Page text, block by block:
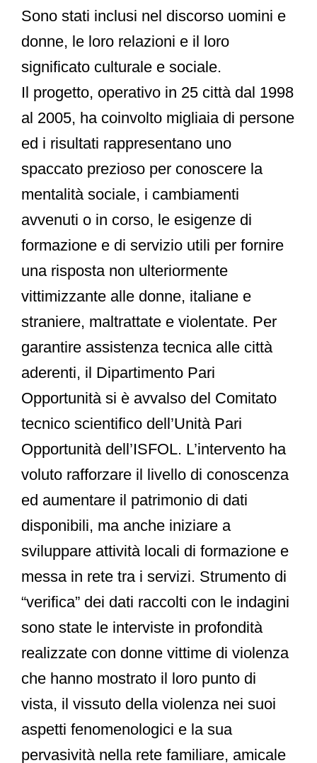
Sono stati inclusi nel discorso uomini e
donne, le loro relazioni e il loro
significato culturale e sociale.
Il progetto, operativo in 25 città dal 1998
al 2005, ha coinvolto migliaia di persone
ed i risultati rappresentano uno
spaccato prezioso per conoscere la
mentalità sociale, i cambiamenti
avvenuti o in corso, le esigenze di
formazione e di servizio utili per fornire
una risposta non ulteriormente
vittimizzante alle donne, italiane e
straniere, maltrattate e violentate. Per
garantire assistenza tecnica alle città
aderenti, il Dipartimento Pari
Opportunità si è avvalso del Comitato
tecnico scientifico dell’Unità Pari
Opportunità dell’ISFOL. L’intervento ha
voluto rafforzare il livello di conoscenza
ed aumentare il patrimonio di dati
disponibili, ma anche iniziare a
sviluppare attività locali di formazione e
messa in rete tra i servizi. Strumento di
“verifica” dei dati raccolti con le indagini
sono state le interviste in profondità
realizzate con donne vittime di violenza
che hanno mostrato il loro punto di
vista, il vissuto della violenza nei suoi
aspetti fenomenologici e la sua
pervasività nella rete familiare, amicale